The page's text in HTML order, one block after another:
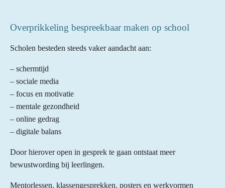
Overprikkeling bespreekbaar maken op school
Scholen besteden steeds vaker aandacht aan:
– schermtijd
– sociale media
– focus en motivatie
– mentale gezondheid
– online gedrag
– digitale balans
Door hierover open in gesprek te gaan ontstaat meer
bewustwording bij leerlingen.
Mentorlessen, klassengesprekken, posters en werkvormen